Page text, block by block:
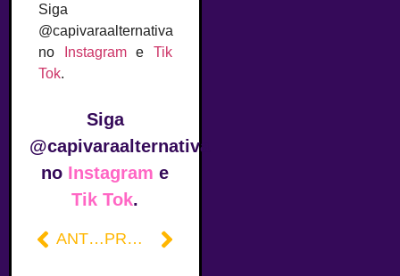
Siga
@capivaraalternativa
no
Instagrame Tik
Tok.
Siga
@capivaraalternativa
no Instagram e
Tik Tok.
ANTERIOR PRÓXIMO